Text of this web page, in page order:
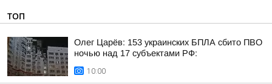
ТОП
Олег Царёв: 153 украинских БПЛА сбито ПВО
ночью над 17 субъектами РФ:
10:00